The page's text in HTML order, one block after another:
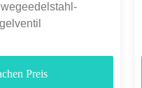
Preis